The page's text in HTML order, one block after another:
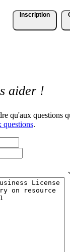
Inscription
aider !
qu'aux questions
questions.